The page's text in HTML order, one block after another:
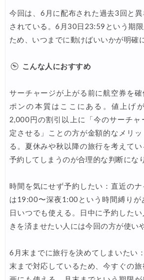
今回は、6月に配布された過去3回と
されている。6月30日23:59という期
ため、いつまでに動けばいいかが明確
こんな人におすすめ
サーチャージが上がる前に航空券を
ポンの本質はここにある。値上げ
2,000円の割引以上に「今のサーチャ
定させる」ことの方が金額的なメリ
る。夏休みや秋以降の旅行を考えて
予約してしまうのが合理的な判断にな
時間を気にせず予約したい：直近の
は19:00〜深夜1:00という時間縛りが
日いつでも使える。日中に予約した
きを済ませたい人には今回の方が使い
6月末までに旅行を決めてしまいたい
末まで対応しているため、今すぐの